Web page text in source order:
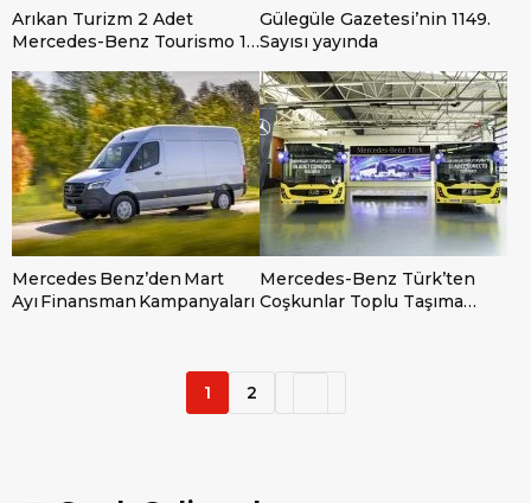
Arıkan Turizm 2 Adet
Mercedes-Benz Tourismo 15
Güçlendirmeye Devam
Ediyor
Gülegüle Gazetesi’nin 1149.
Sayısı yayında
Mercedes Benz’den Mart
Ayı Finansman Kampanyaları
Mercedes-Benz Türk’ten
Coşkunlar Toplu Taşıma
1
2